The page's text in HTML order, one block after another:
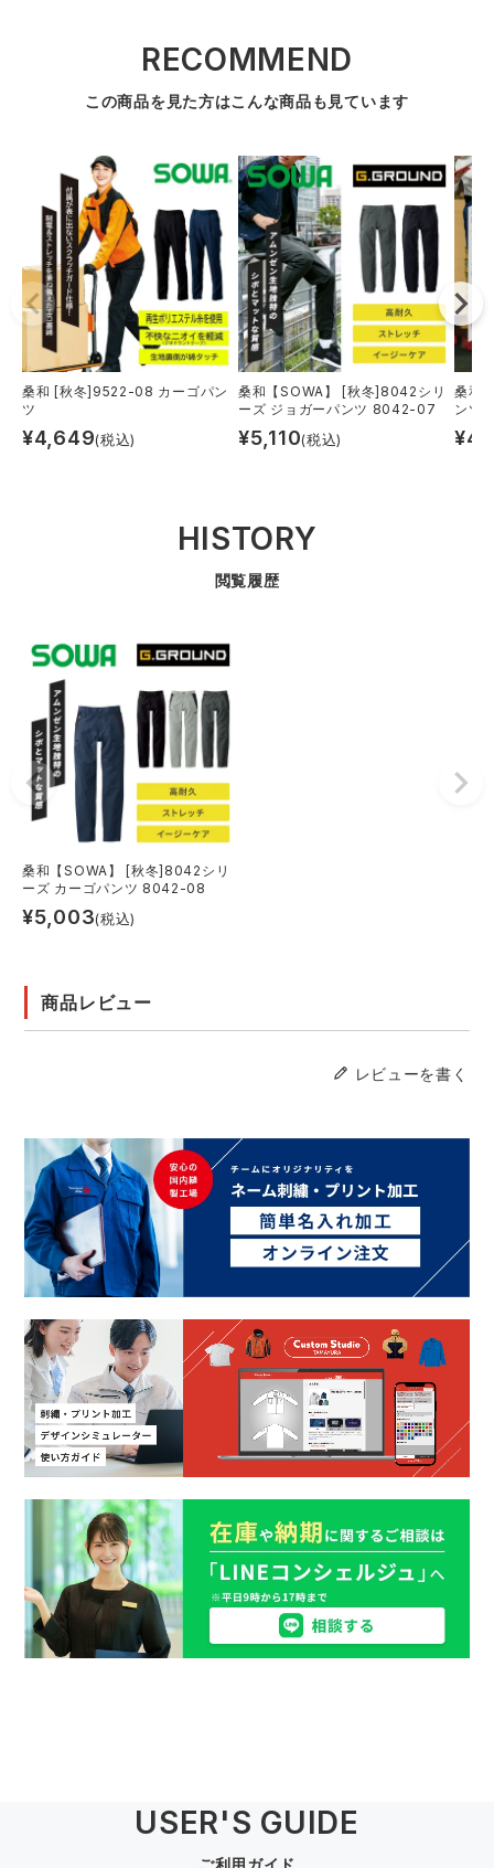
RECOMMEND
この商品を見た方はこんな商品も見ています
桑和 [秋冬]9522-08 カーゴパン
ツ
¥4,649(税込)
桑和【SOWA】 [秋冬]8042シリ
ーズ ジョガーパンツ 8042-07
¥5,110(税込)
桑和
ンツ
¥
HISTORY
閲覧履歴
桑和【SOWA】 [秋冬]8042シリ
ーズ カーゴパンツ 8042-08
¥5,003(税込)
商品レビュー
レビューを書く
USER'S GUIDE